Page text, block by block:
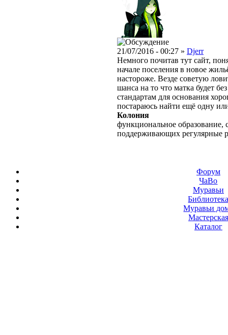
21/07/2016 - 00:27 » Djerr
Немного почитав тут сайт,
начале поселения в новое
настороже. Везде советую
шанса на то что матка будет
стандартам для основания
постараюсь найти ещё одну
Колония
функциональное образование,
поддерживающих регулярные
Форум
ЧаВо
Муравьи
Муравьи
Мастерская
Каталог